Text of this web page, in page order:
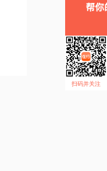
扫码并关注